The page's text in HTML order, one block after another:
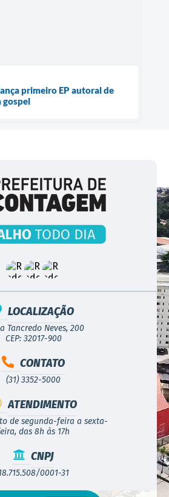
primeiro EP autoral de
gospel
LOCALIZAÇÃO
Tancredo Neves, 200
CEP: 32017-900
CONTATO
(31) 3352-5000
ATENDIMENTO
de segunda-feira a sexta-
das 8h às 17h
CNPJ
0001-31